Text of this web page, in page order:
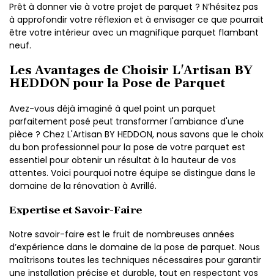
Prêt à donner vie à votre projet de parquet ? N’hésitez pas
à approfondir votre réflexion et à envisager ce que pourrait
être votre intérieur avec un magnifique parquet flambant
neuf.
Les Avantages de Choisir L'Artisan BY
HEDDON pour la Pose de Parquet
Avez-vous déjà imaginé à quel point un parquet
parfaitement posé peut transformer l'ambiance d'une
pièce ? Chez L'Artisan BY HEDDON, nous savons que le choix
du bon professionnel pour la pose de votre parquet est
essentiel pour obtenir un résultat à la hauteur de vos
attentes. Voici pourquoi notre équipe se distingue dans le
domaine de la rénovation à Avrillé.
Expertise et Savoir-Faire
Notre savoir-faire est le fruit de nombreuses années
d’expérience dans le domaine de la pose de parquet. Nous
maîtrisons toutes les techniques nécessaires pour garantir
une installation précise et durable, tout en respectant vos